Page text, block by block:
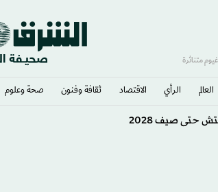
غيوم متناثرة
العالم الرأي الاقتصاد ثقافة وفنون صحة وعلوم
لبنان